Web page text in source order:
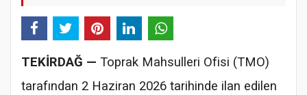
TEKİRDAĞ — Toprak Mahsulleri Ofisi (TMO)
tarafından 2 Haziran 2026 tarihinde ilan edilen